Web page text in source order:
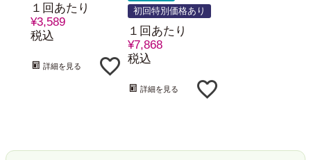
１回あたり
¥3,589
税込
詳細を見る
初回特別価格あり
１回あたり
¥7,868
税込
詳細を見る